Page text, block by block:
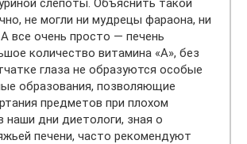
слепоты. Объяснить такой
не могли ни мудрецы фараона, ни
все очень просто — печень
количество витамина «А», без
глаза не образуются особые
образования, позволяющие
предметов при плохом
наши дни диетологи, зная о
печени, часто рекомендуют